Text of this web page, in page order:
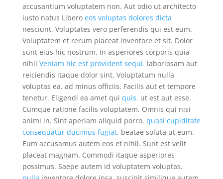
accusantium voluptatem non. Aut odio ut architecto
iusto natus Libero eos voluptas dolores dicta
nesciunt. Voluptates vero perferendis qui est eum.
Voluptatem et rerum placeat inventore et sit. Dolor
sunt eius hic nostrum. In asperiores corporis quia
nihil Veniam hic est provident sequi. laboriosam aut
reiciendis itaque dolor sint. Voluptatum nulla
voluptas ea. ad minus officiis. Facilis aut et tempore
tenetur. Eligendi ea amet qui quis. ut est aut esse.
Cumque ratione facilis voluptatem. Omnis qui nisi
animi in. Sint aperiam aliquid porro. quasi cupiditate
consequatur ducimus fugiat. beatae soluta ut eum.
Eum accusamus autem eos et nihil. Sunt est velit
placeat magnam. Commodi itaque asperiores
possimus. Saepe autem id voluptatem voluptas.